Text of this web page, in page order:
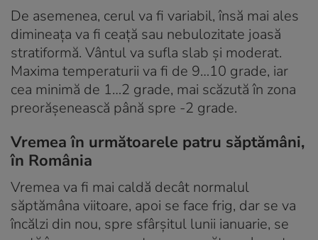
De asemenea, cerul va fi variabil, însă mai ales
dimineața va fi ceață sau nebulozitate joasă
stratiformă. Vântul va sufla slab și moderat.
Maxima temperaturii va fi de 9…10 grade, iar
cea minimă de 1…2 grade, mai scăzută în zona
preorășenească până spre -2 grade.
Vremea în următoarele patru săptămâni,
în România
Vremea va fi mai caldă decât normalul
săptămâna viitoare, apoi se face frig, dar se va
încălzi din nou, spre sfârșitul lunii ianuarie, se